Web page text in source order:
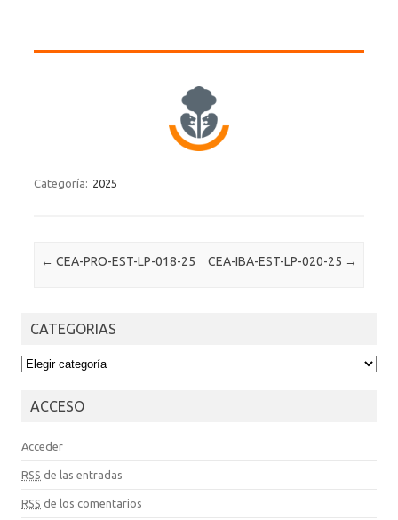
Categoría: 2025
Post navigation
← CEA-PRO-EST-LP-018-25 CEA-IBA-EST-LP-020-25 →
CATEGORIAS
CATEGORIAS
ACCESO
Acceder
RSS de las entradas
RSS de los comentarios